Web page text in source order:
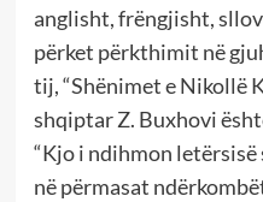
anglisht, frëngjisht,
përket përkthimit në
tij, “Shënimet e Nikollë
shqiptar Z. Buxhovi
“Kjo i ndihmon
në përmasat